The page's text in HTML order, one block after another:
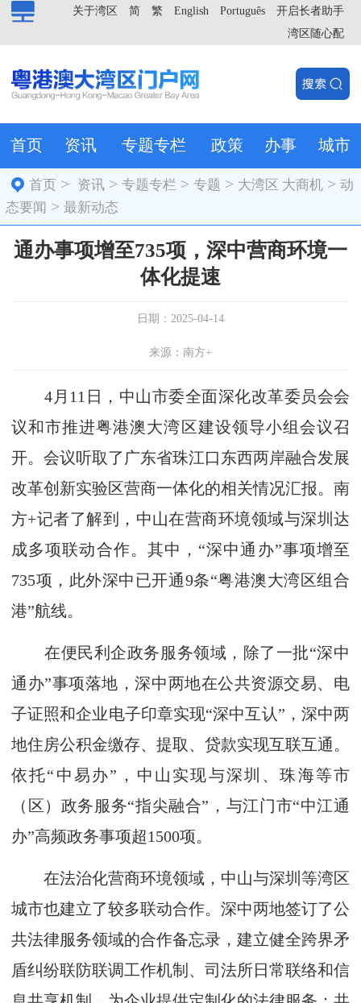
开启长者助手
Português
English
繁
简
关于湾区
湾区随心配
首页 资讯 专题专栏 政策 办事 城市
首页 > 资讯 >专题专栏 >专题 > 大湾区 大商机 >动
态要闻 > 最新动态
通办事项增至735项，深中营商环境一
体化提速
日期：2025-04-14
来源：南方+
4月11日，中山市委全面深化改革委员会会
议和市推进粤港澳大湾区建设领导小组会议召
开。会议听取了广东省珠江口东西两岸融合发展
改革创新实验区营商一体化的相关情况汇报。南
方+记者了解到，中山在营商环境领域与深圳达
成多项联动合作。其中，“深中通办”事项增至
735项，此外深中已开通9条“粤港澳大湾区组合
港”航线。
在便民利企政务服务领域，除了一批“深中
通办”事项落地，深中两地在公共资源交易、电
子证照和企业电子印章实现“深中互认”，深中两
地住房公积金缴存、提取、贷款实现互联互通。
依托“中易办”，中山实现与深圳、珠海等市
（区）政务服务“指尖融合”，与江门市“中江通
办”高频政务事项超1500项。
在法治化营商环境领域，中山与深圳等湾区
城市也建立了较多联动合作。深中两地签订了公
共法律服务领域的合作备忘录，建立健全跨界矛
盾纠纷联防联调工作机制、司法所日常联络和信